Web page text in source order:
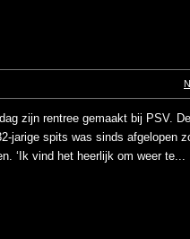
zijn rentree gemaakt bij PSV.
jarige spits was sinds afgelopen
‘Ik vind het heerlijk om weer te...